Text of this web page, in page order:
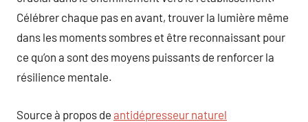
Célébrer chaque pas en avant, trouver la lumière même
dans les moments sombres et être reconnaissant pour
ce qu’on a sont des moyens puissants de renforcer la
résilience mentale.
Source à propos de antidépresseur naturel